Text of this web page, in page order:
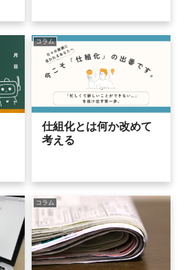
コラム
仕組化とは何か改めて
考える
コラム